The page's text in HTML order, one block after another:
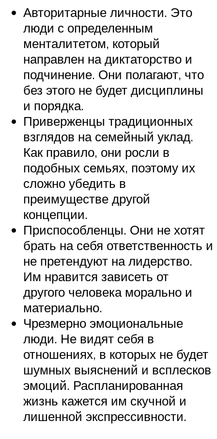
Авторитарные личности. Это
люди с определенным
менталитетом, который
направлен на диктаторство и
подчинение. Они полагают, что
без этого не будет дисциплины
и порядка.
Приверженцы традиционных
взглядов на семейный уклад.
Как правило, они росли в
подобных семьях, поэтому их
сложно убедить в
преимуществе другой
концепции.
Приспособленцы. Они не хотят
брать на себя ответственность и
не претендуют на лидерство.
Им нравится зависеть от
другого человека морально и
материально.
Чрезмерно эмоциональные
люди. Не видят себя в
отношениях, в которых не будет
шумных выяснений и всплесков
эмоций. Распланированная
жизнь кажется им скучной и
лишенной экспрессивности.